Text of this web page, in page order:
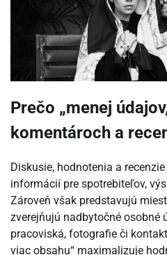
Prečo „menej
komentároch a
Diskusie, hodnotenia a
informácií pre spotrebiteľov,
Zároveň však predstavujú
zverejňujú nadbytočné osobné
pracoviská, fotografie či
viac obsahu“ maximalizuje